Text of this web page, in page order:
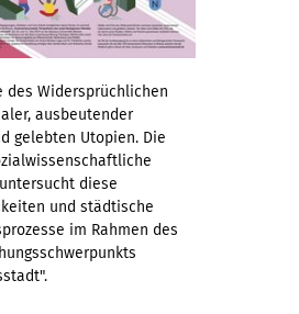
des Widersprüchlichen
ausbeutender
gelebten Utopien. Die
diese
und städtische
im Rahmen des